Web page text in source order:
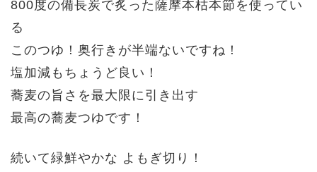
800度の備長炭で炙った薩摩本枯本節を使ってい
る
このつゆ！奥行きが半端ないですね！
塩加減もちょうど良い！
蕎麦の旨さを最大限に引き出す
最高の蕎麦つゆです！
続いて緑鮮やかな よもぎ切り！